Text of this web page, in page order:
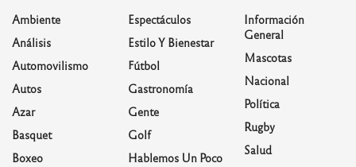
Ambiente
Análisis
Automovilismo
Autos
Azar
Basquet
Boxeo
Espectáculos
Estilo Y Bienestar
Fútbol
Gastronomía
Gente
Golf
Hablemos Un Poco
Información
General
Mascotas
Nacional
Política
Rugby
Salud